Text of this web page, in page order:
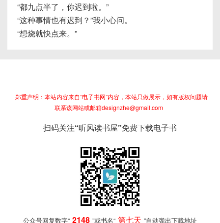
“都九点半了，你迟到啦。”
“这种事情也有迟到？”我小心问。
“想烧就快点来。”
郑重声明：本站内容来自“电子书网”内容，本站只做展示，如有版权问题请
联系该网站或邮箱designzhe@gmail.com
扫码关注“听风读书屋”免费下载电子书
公众号回复数字“ 2148 ”或书名“ 第七天 ”自动弹出下载地址